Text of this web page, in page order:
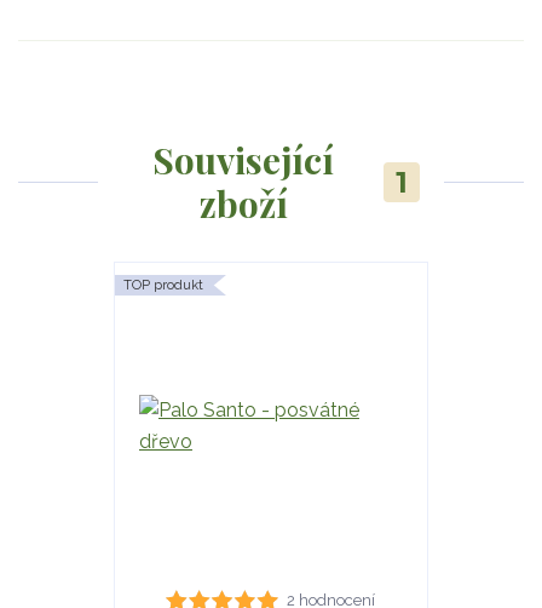
Související
zboží
1
TOP produkt
2 hodnocení